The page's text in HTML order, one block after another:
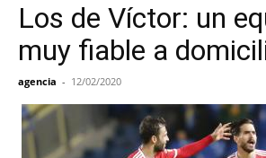
Los de Víctor: un
muy fiable a
agencia - 12/02/2020